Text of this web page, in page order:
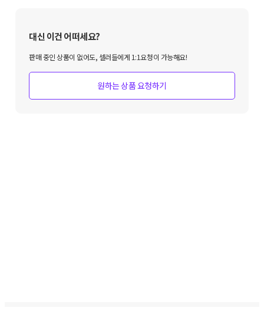
대신 이건 어떠세요?
판매 중인 상품이 없어도, 셀러들에게 1:1요청이 가능해요!
원하는 상품 요청하기